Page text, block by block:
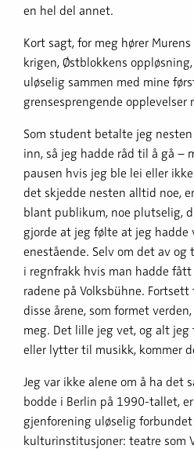
en hel del annet.
Kort sagt, for meg hører
krigen, Østblokkens
uløselig sammen med mine
grensesprengende opplevelser
Som student betalte jeg
inn, så jeg hadde råd til å gå –
pausen hvis jeg ble lei eller
det skjedde nesten alltid noe,
blant publikum, noe plutselig,
gjorde at jeg følte at jeg
enestående. Selv om det av
i regnfrakk hvis man hadde
radene på Volksbühne.
disse årene, som formet
meg. Det lille jeg vet, og alt
eller lytter til musikk, kommer
Jeg var ikke alene om å ha det
bodde i Berlin på 1990-tallet,
gjenforening uløselig
kulturinstitusjoner: teatre som